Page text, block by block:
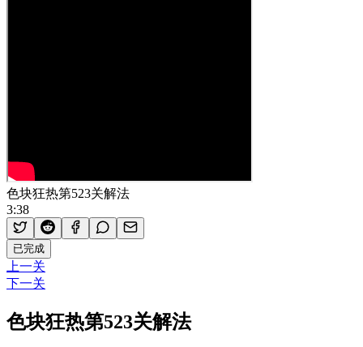
色块狂热第523关解法
3:38
已完成
上一关
下一关
色块狂热第523关解法